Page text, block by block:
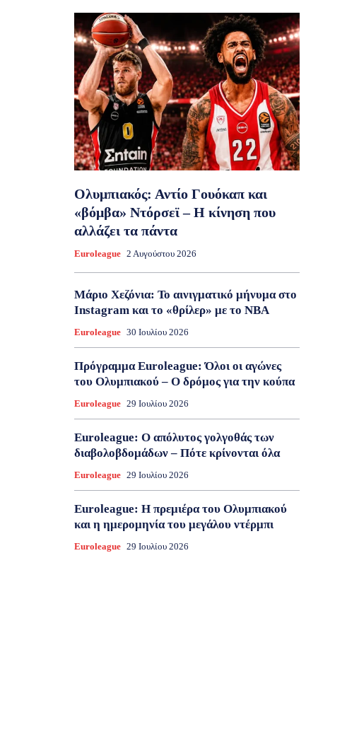
Ολυμπιακός: Αντίο Γουόκαπ και
«βόμβα» Ντόρσεϊ – Η κίνηση που
αλλάζει τα πάντα
Euroleague 2 Αυγούστου 2026
Μάριο Χεζόνια: Το αινιγματικό μήνυμα στο
Instagram και το «θρίλερ» με το NBA
Euroleague 30 Ιουλίου 2026
Πρόγραμμα Euroleague: Όλοι οι αγώνες
του Ολυμπιακού – Ο δρόμος για την κούπα
Euroleague 29 Ιουλίου 2026
Euroleague: Ο απόλυτος γολγοθάς των
διαβολοβδομάδων – Πότε κρίνονται όλα
Euroleague 29 Ιουλίου 2026
Euroleague: Η πρεμιέρα του Ολυμπιακού
και η ημερομηνία του μεγάλου ντέρμπι
Euroleague 29 Ιουλίου 2026